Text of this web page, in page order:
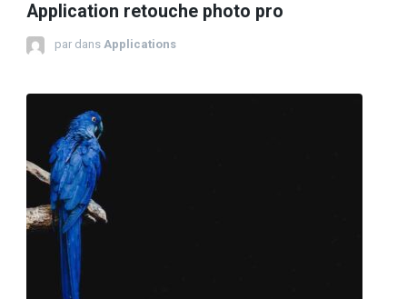
Application retouche photo pro
par dans Applications